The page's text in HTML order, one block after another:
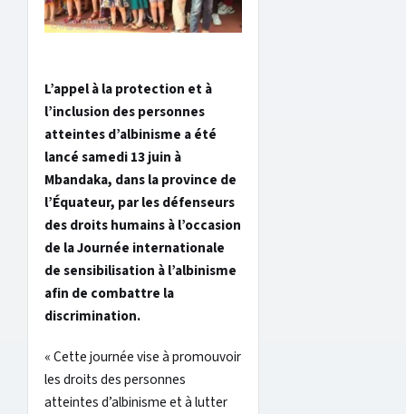
L’appel à la protection et à
l’inclusion des personnes
atteintes d’albinisme a été
lancé samedi 13 juin à
Mbandaka, dans la province de
l’Équateur, par les défenseurs
des droits humains à l’occasion
de la Journée internationale
de sensibilisation à l’albinisme
afin de combattre la
discrimination.
« Cette journée vise à promouvoir
les droits des personnes
atteintes d’albinisme et à lutter